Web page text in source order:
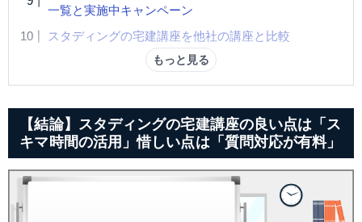
一覧と実施中キャンペーン
スタディングの宅建講座を他社の講座と比較
もっと見る
【結論】スタディングの宅建講座の良い点は「ス
キマ時間の活用」惜しい点は「質問対応が有料」